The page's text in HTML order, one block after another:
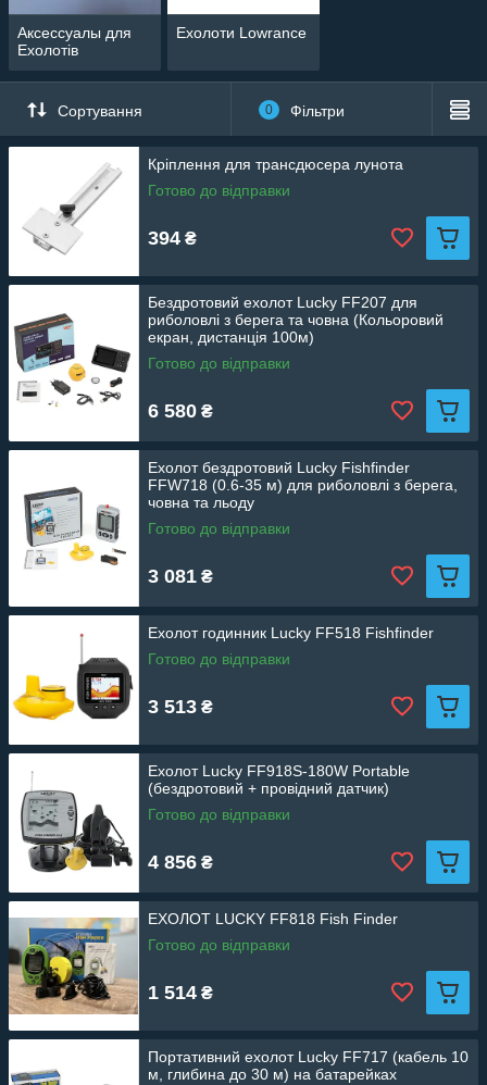
Аксессуалы для
Ехолотів
Ехолоти Lowrance
Сортування 0 Фільтри
Кріплення для трансдюсера лунота
Готово до відправки
394 ₴
Бездротовий ехолот Lucky FF207 для
риболовлі з берега та човна (Кольоровий
екран, дистанція 100м)
Готово до відправки
6 580 ₴
Ехолот бездротовий Lucky Fishfinder
FFW718 (0.6-35 м) для риболовлі з берега,
човна та льоду
Готово до відправки
3 081 ₴
Ехолот годинник Lucky FF518 Fishfinder
Готово до відправки
3 513 ₴
Ехолот Lucky FF918S-180W Portable
(бездротовий + провідний датчик)
Готово до відправки
4 856 ₴
ЕХОЛОТ LUCKY FF818 Fish Finder
Готово до відправки
1 514 ₴
Портативний ехолот Lucky FF717 (кабель 10
м, глибина до 30 м) на батарейках